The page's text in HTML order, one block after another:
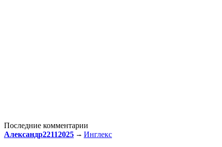
Последние комментарии
Александр22112025
Инглекс